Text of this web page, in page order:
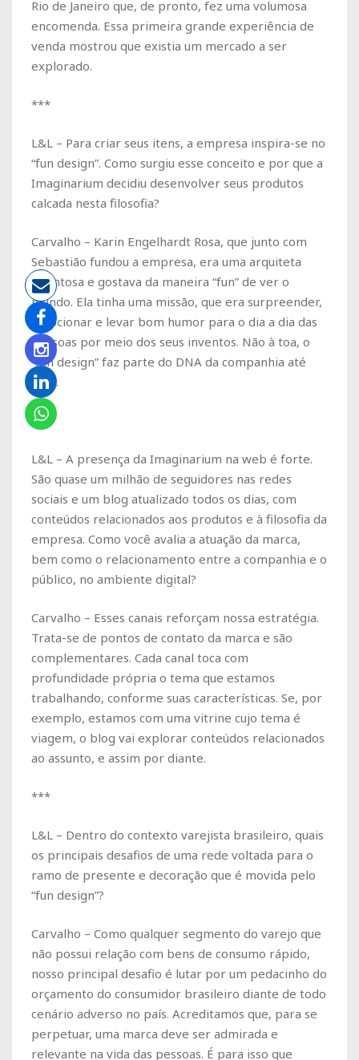
Rio de Janeiro que, de pronto, fez uma volumosa
encomenda. Essa primeira grande experiência de
venda mostrou que existia um mercado a ser
explorado.
***
L&L – Para criar seus itens, a empresa inspira-se no
“fun design”. Como surgiu esse conceito e por que a
Imaginarium decidiu desenvolver seus produtos
calcada nesta filosofia?
Carvalho – Karin Engelhardt Rosa, que junto com
Sebastião fundou a empresa, era uma arquiteta
talentosa e gostava da maneira “fun” de ver o
mundo. Ela tinha uma missão, que era surpreender,
emocionar e levar bom humor para o dia a dia das
pessoas por meio dos seus inventos. Não à toa, o
“fun design” faz parte do DNA da companhia até
hoje.
***
L&L – A presença da Imaginarium na web é forte.
São quase um milhão de seguidores nas redes
sociais e um blog atualizado todos os dias, com
conteúdos relacionados aos produtos e à filosofia da
empresa. Como você avalia a atuação da marca,
bem como o relacionamento entre a companhia e o
público, no ambiente digital?
Carvalho – Esses canais reforçam nossa estratégia.
Trata-se de pontos de contato da marca e são
complementares. Cada canal toca com
profundidade própria o tema que estamos
trabalhando, conforme suas características. Se, por
exemplo, estamos com uma vitrine cujo tema é
viagem, o blog vai explorar conteúdos relacionados
ao assunto, e assim por diante.
***
L&L – Dentro do contexto varejista brasileiro, quais
os principais desafios de uma rede voltada para o
ramo de presente e decoração que é movida pelo
“fun design”?
Carvalho – Como qualquer segmento do varejo que
não possui relação com bens de consumo rápido,
nosso principal desafio é lutar por um pedacinho do
orçamento do consumidor brasileiro diante de todo
cenário adverso no país. Acreditamos que, para se
perpetuar, uma marca deve ser admirada e
relevante na vida das pessoas. É para isso que